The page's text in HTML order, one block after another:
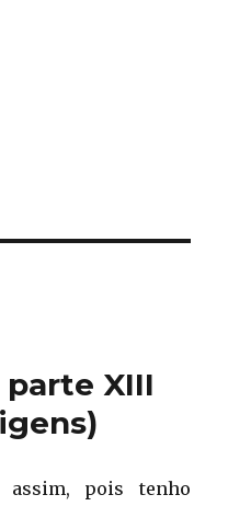
XIII
assim, pois tenho